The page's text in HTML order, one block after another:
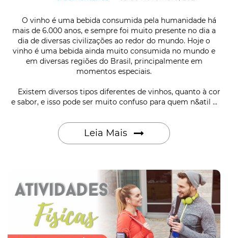
O vinho é uma bebida consumida pela humanidade há
mais de 6.000 anos, e sempre foi muito presente no dia a
dia de diversas civilizações ao redor do mundo. Hoje o
vinho é uma bebida ainda muito consumida no mundo e
em diversas regiões do Brasil, principalmente em
momentos especiais.
Existem diversos tipos diferentes de vinhos, quanto à cor
e sabor, e isso pode ser muito confuso para quem n&atil ...
Leia Mais